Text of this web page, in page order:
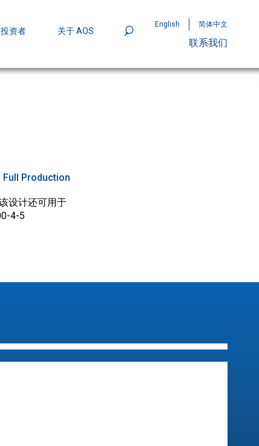
投资者 关于 AOS
English 简体中文
联系我们
封装：MOSFET 功率密度实现
Full Production
设计还可用于
4-5